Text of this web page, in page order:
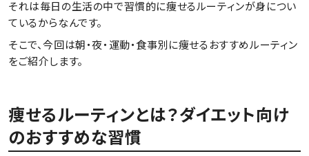
それは毎日の生活の中で習慣的に痩せるルーティンが身につい
ているからなんです。
そこで、今回は朝・夜・運動・食事別に痩せるおすすめルーティン
をご紹介します。
痩せるルーティンとは？ダイエット向け
のおすすめな習慣